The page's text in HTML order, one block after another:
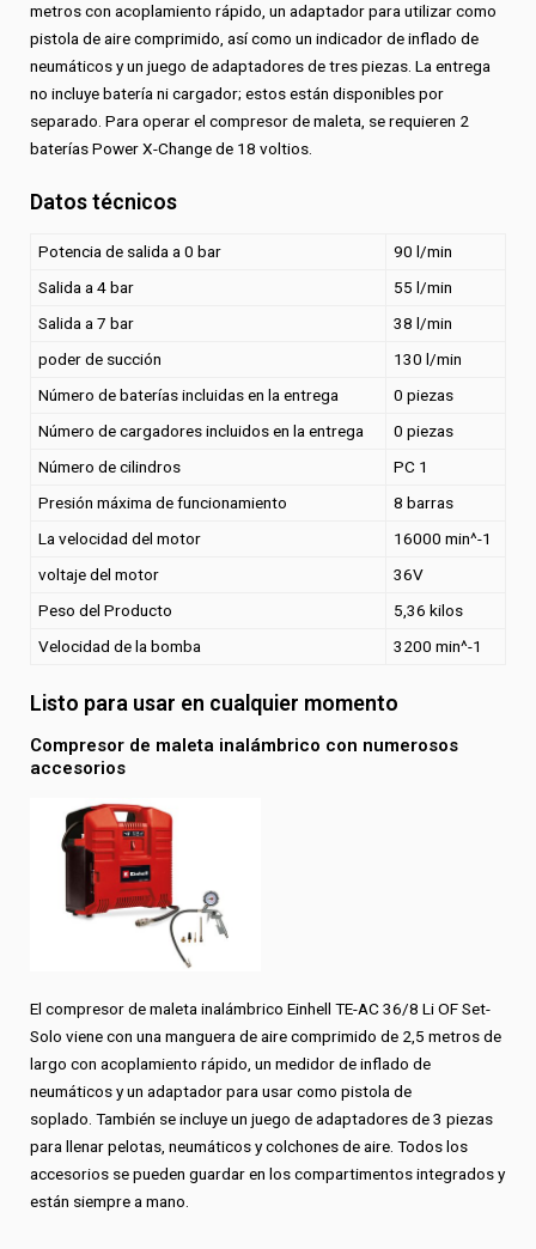
metros con acoplamiento rápido, un adaptador para utilizar como
pistola de aire comprimido, así como un indicador de inflado de
neumáticos y un juego de adaptadores de tres piezas. La entrega
no incluye batería ni cargador; estos están disponibles por
separado. Para operar el compresor de maleta, se requieren 2
baterías Power X-Change de 18 voltios.
Datos técnicos
Potencia de salida a 0 bar
90 l/min
Salida a 4 bar
55 l/min
Salida a 7 bar
38 l/min
poder de succión
130 l/min
Número de baterías incluidas en la entrega
0 piezas
Número de cargadores incluidos en la entrega
0 piezas
Número de cilindros
PC 1
Presión máxima de funcionamiento
8 barras
La velocidad del motor
16000 min^-1
voltaje del motor
36V
Peso del Producto
5,36 kilos
Velocidad de la bomba
3200 min^-1
Listo para usar en cualquier momento
Compresor de maleta inalámbrico con numerosos
accesorios
El compresor de maleta inalámbrico Einhell TE-AC 36/8 Li OF Set-
Solo viene con una manguera de aire comprimido de 2,5 metros de
largo con acoplamiento rápido, un medidor de inflado de
neumáticos y un adaptador para usar como pistola de
soplado. También se incluye un juego de adaptadores de 3 piezas
para llenar pelotas, neumáticos y colchones de aire. Todos los
accesorios se pueden guardar en los compartimentos integrados y
están siempre a mano.